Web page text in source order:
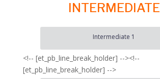
INTERMEDIATE
Intermediate 1
<!-- [et_pb_line_break_holder] --><!--
[et_pb_line_break_holder] -->